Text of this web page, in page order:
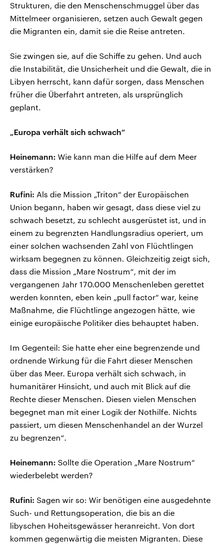
Strukturen, die den Menschenschmuggel über das
Mittelmeer organisieren, setzen auch Gewalt gegen
die Migranten ein, damit sie die Reise antreten.
Sie zwingen sie, auf die Schiffe zu gehen. Und auch
die Instabilität, die Unsicherheit und die Gewalt, die in
Libyen herrscht, kann dafür sorgen, dass Menschen
früher die Überfahrt antreten, als ursprünglich
geplant.
„Europa verhält sich schwach“
Heinemann: Wie kann man die Hilfe auf dem Meer
verstärken?
Rufini: Als die Mission „Triton“ der Europäischen
Union begann, haben wir gesagt, dass diese viel zu
schwach besetzt, zu schlecht ausgerüstet ist, und in
einem zu begrenzten Handlungsradius operiert, um
einer solchen wachsenden Zahl von Flüchtlingen
wirksam begegnen zu können. Gleichzeitig zeigt sich,
dass die Mission „Mare Nostrum“, mit der im
vergangenen Jahr 170.000 Menschenleben gerettet
werden konnten, eben kein „pull factor“ war, keine
Maßnahme, die Flüchtlinge angezogen hätte, wie
einige europäische Politiker dies behauptet haben.
Im Gegenteil: Sie hatte eher eine begrenzende und
ordnende Wirkung für die Fahrt dieser Menschen
über das Meer. Europa verhält sich schwach, in
humanitärer Hinsicht, und auch mit Blick auf die
Rechte dieser Menschen. Diesen vielen Menschen
begegnet man mit einer Logik der Nothilfe. Nichts
passiert, um diesen Menschenhandel an der Wurzel
zu begrenzen“.
Heinemann: Sollte die Operation „Mare Nostrum“
wiederbelebt werden?
Rufini: Sagen wir so: Wir benötigen eine ausgedehnte
Such- und Rettungsoperation, die bis an die
libyschen Hoheitsgewässer heranreicht. Von dort
kommen gegenwärtig die meisten Migranten. Diese